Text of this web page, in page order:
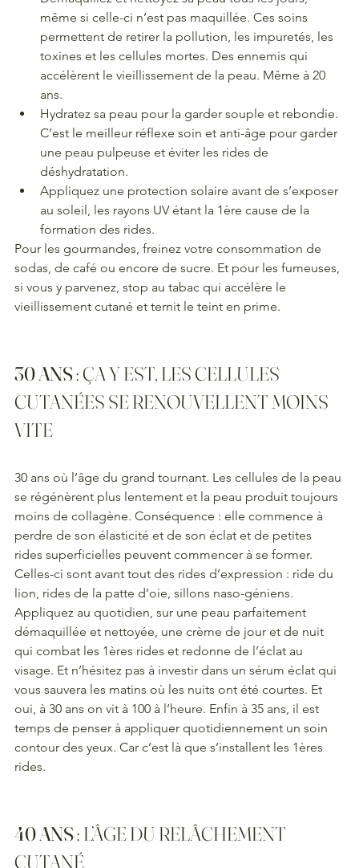
même si celle-ci n’est pas maquillée. Ces soins
permettent de retirer la pollution, les impuretés, les
toxines et les cellules mortes. Des ennemis qui
accélèrent le vieillissement de la peau. Même à 20
ans.
Hydratez sa peau pour la garder souple et rebondie.
C’est le meilleur réflexe soin et anti-âge pour garder
une peau pulpeuse et éviter les rides de
déshydratation.
Appliquez une protection solaire avant de s’exposer
au soleil, les rayons UV étant la 1ère cause de la
formation des rides.
Pour les gourmandes, freinez votre consommation de
sodas, de café ou encore de sucre. Et pour les fumeuses,
si vous y parvenez, stop au tabac qui accélère le
vieillissement cutané et ternit le teint en prime.
30 ANS : ÇA Y EST, LES CELLULES
CUTANÉES SE RENOUVELLENT MOINS
VITE
30 ans où l’âge du grand tournant. Les cellules de la peau
se régénèrent plus lentement et la peau produit toujours
moins de collagène. Conséquence : elle commence à
perdre de son élasticité et de son éclat et de petites
rides superficielles peuvent commencer à se former.
Celles-ci sont avant tout des rides d’expression : ride du
lion, rides de la patte d’oie, sillons naso-géniens.
Appliquez au quotidien, sur une peau parfaitement
démaquillée et nettoyée, une crème de jour et de nuit
qui combat les 1ères rides et redonne de l’éclat au
visage. Et n’hésitez pas à investir dans un sérum éclat qui
vous sauvera les matins où les nuits ont été courtes. Et
oui, à 30 ans on vit à 100 à l’heure. Enfin à 35 ans, il est
temps de penser à appliquer quotidiennement un soin
contour des yeux. Car c’est là que s’installent les 1ères
rides.
40 ANS : L’ÂGE DU RELÂCHEMENT
CUTANÉ